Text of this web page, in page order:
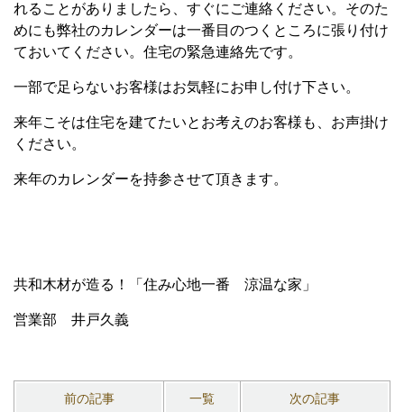
れることがありましたら、すぐにご連絡ください。そのた
めにも弊社のカレンダーは一番目のつくところに張り付け
ておいてください。住宅の緊急連絡先です。
一部で足らないお客様はお気軽にお申し付け下さい。
来年こそは住宅を建てたいとお考えのお客様も、お声掛け
ください。
来年のカレンダーを持参させて頂きます。
共和木材が造る！「住み心地一番 涼温な家」
営業部 井戸久義
前の記事 一覧 次の記事